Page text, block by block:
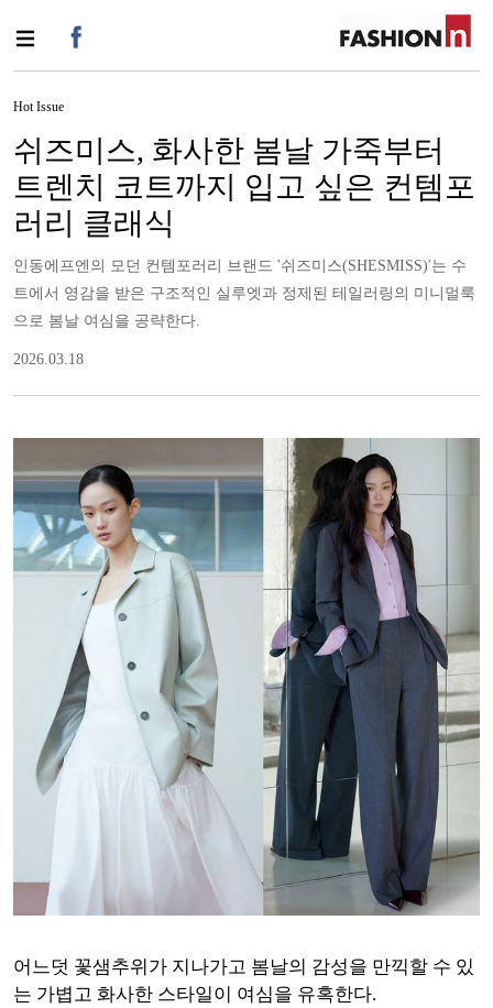
Hot Issue
쉬즈미스, 화사한 봄날 가죽부터
트렌치 코트까지 입고 싶은 컨템포
러리 클래식
인동에프엔의 모던 컨템포러리 브랜드 '쉬즈미스(SHESMISS)'는 수
트에서 영감을 받은 구조적인 실루엣과 정제된 테일러링의 미니멀룩
으로 봄날 여심을 공략한다.
2026.03.18
어느덧 꽃샘추위가 지나가고 봄날의 감성을 만끽할 수 있
는 가볍고 화사한 스타일이 여심을 유혹한다.